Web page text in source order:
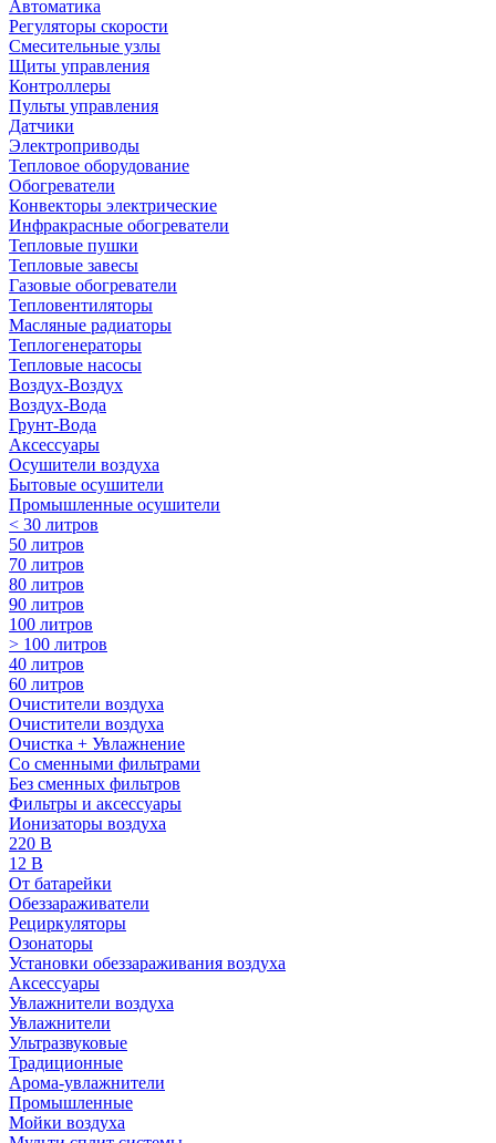
Автоматика
Регуляторы скорости
Смесительные узлы
Щиты управления
Контроллеры
Пульты управления
Датчики
Электроприводы
Тепловое оборудование
Обогреватели
Конвекторы электрические
Инфракрасные обогреватели
Тепловые пушки
Тепловые завесы
Газовые обогреватели
Тепловентиляторы
Масляные радиаторы
Теплогенераторы
Тепловые насосы
Воздух-Воздух
Воздух-Вода
Грунт-Вода
Аксессуары
Осушители воздуха
Бытовые осушители
Промышленные осушители
< 30 литров
50 литров
70 литров
80 литров
90 литров
100 литров
> 100 литров
40 литров
60 литров
Очистители воздуха
Очистители воздуха
Очистка + Увлажнение
Cо сменными фильтрами
Без сменных фильтров
Фильтры и аксессуары
Ионизаторы воздуха
220 В
12 В
От батарейки
Обеззараживатели
Рециркуляторы
Озонаторы
Установки обеззараживания воздуха
Аксессуары
Увлажнители воздуха
Увлажнители
Ультразвуковые
Традиционные
Арома-увлажнители
Промышленные
Мойки воздуха